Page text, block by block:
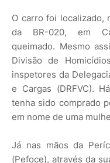
O carro foi localizado,
da BR-020, em
queimado. Mesmo
Divisão de
inspetores da
e Cargas (DRFVC).
tenha sido comprado
em nome de uma
Já nas mãos da
(Pefoce), através da